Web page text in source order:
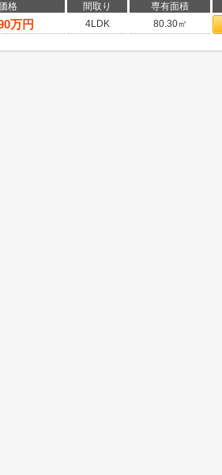
格 間取り 専有面積
万円 4LDK 80.30㎡